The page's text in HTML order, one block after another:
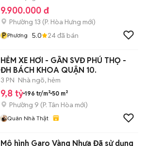
9.900.000 đ
Phường 13 (P. Hòa Hưng mới)
P Phương 5.0 24đã bán
HẺM XE HƠI - GẦN SVĐ PHÚ THỌ -
ĐH BÁCH KHOA QUẬN 10.
3 PN Nhà ngõ, hẻm
9,8 tỷ 196 tr/m² 50 m²
Phường 9 (P. Tân Hòa mới)
Quân Nhà Thật
Mô hình Garo Vàng Nhựa Đã sử dụng